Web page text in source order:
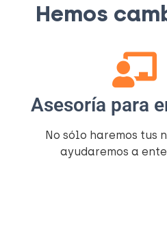
Hemos
Asesoría para
No sólo haremos tus
ayudaremos a